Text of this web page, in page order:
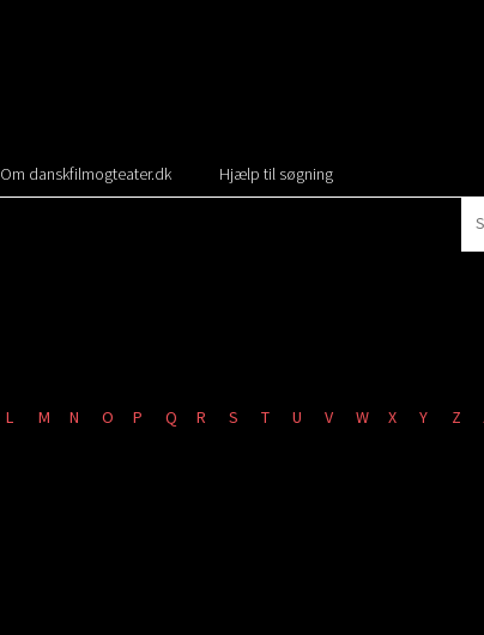
Om danskfilmogteater.dk Hjælp til søgning
L M N O P Q R S T U V W X Y Z